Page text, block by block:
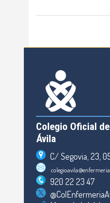
Colegio Oficial
Ávila
C/ Segovia, 23,
920 22 23 47